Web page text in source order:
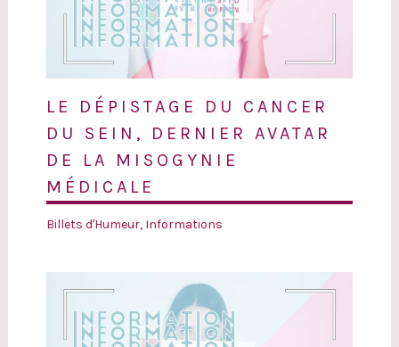
LE DÉPISTAGE DU CANCER
DU SEIN, DERNIER AVATAR
DE LA MISOGYNIE
MÉDICALE
Billets d'Humeur, Informations